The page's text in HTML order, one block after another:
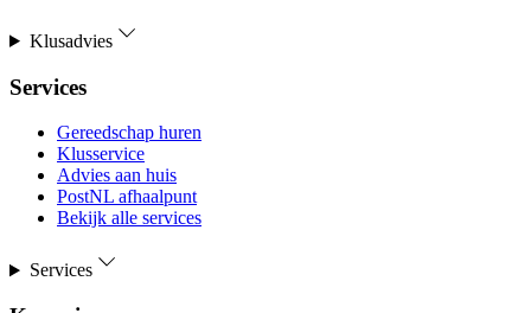
Klusadvies
Services
Gereedschap huren
Klusservice
Advies aan huis
PostNL afhaalpunt
Bekijk alle services
Services